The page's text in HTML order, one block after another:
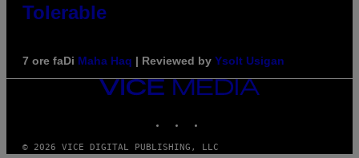
Tolerable
7 ore faDi Maha Haq | Reviewed by Ysolt Usigan
VICE
MEDIA
© 2026 VICE DIGITAL PUBLISHING, LLC